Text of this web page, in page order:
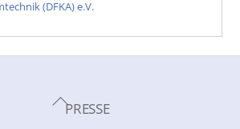
(DFKA) e.V.
Back
To
PRESSE